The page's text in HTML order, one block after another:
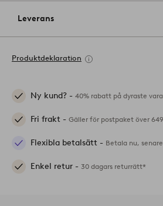
Leverans
Produktdeklaration
Ny kund? - 40% rabatt på dyraste
Fri frakt - Gäller för postpaket över
Flexibla betalsätt - Betala nu,
Enkel retur - 30 dagars returrätt*